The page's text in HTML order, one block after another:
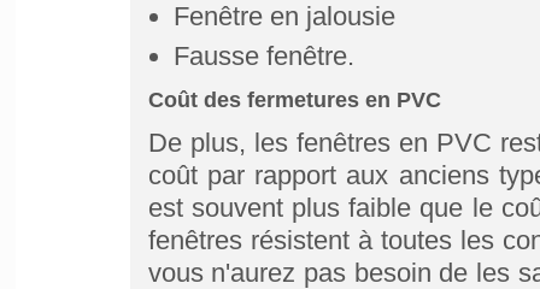
Fenêtre en jalousie
Fausse fenêtre.
Coût des fermetures en PVC
De plus, les fenêtres en PVC
coût par rapport aux anciens
est souvent plus faible que le
fenêtres résistent à toutes les
vous n'aurez pas besoin de les